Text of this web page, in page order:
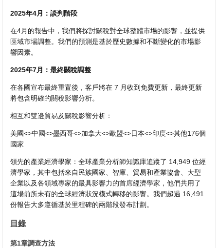
2025年4月：談判階段
在4月的報告中，我們將探討關稅對全球整體市場的影響，並提供
區域市場調整。我們的預測是基於歷史數據和不斷變化的市場影
響因素。
2025年7月：最終關稅調整
在各國宣布最終重置後，客戶將在 7 月收到免費更新，最終更新
將包含明確的關稅影響分析。
相互和雙邊貿易及關稅影響分析：
美國<>中國<>墨西哥<>加拿大<>歐盟<>日本<>印度<>其他176個
國家
領先的產業經濟學家：全球產業分析師知識庫追蹤了 14,949 位經
濟學家，其中包括來自民族國家、智庫、貿易和產業協會、大型
企業以及各領域專家的最具影響力的首席經濟學家，他們共用了
這場前所未有的全球經濟狀況模式轉移的影響。我們超過 16,491
份報告大多遵循基於里程碑的兩階段發布計劃。
目錄
第1章調查方法